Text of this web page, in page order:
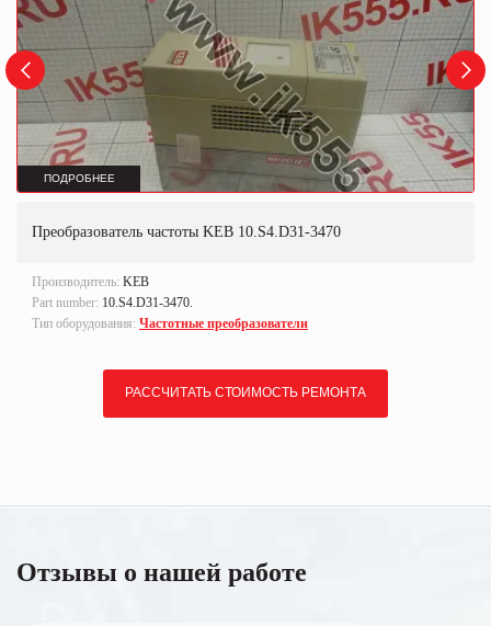
ПОДРОБНЕЕ
Преобразователь частоты KEB 10.S4.D31-3470
Производитель: KEB
Part number: 10.S4.D31-3470.
Тип оборудования: Частотные преобразователи
РАССЧИТАТЬ СТОИМОСТЬ РЕМОНТА
Отзывы о нашей работе